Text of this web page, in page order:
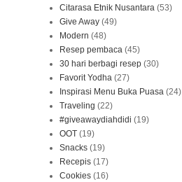
Citarasa Etnik Nusantara (53)
Give Away (49)
Modern (48)
Resep pembaca (45)
30 hari berbagi resep (30)
Favorit Yodha (27)
Inspirasi Menu Buka Puasa (24)
Traveling (22)
#giveawaydiahdidi (19)
OOT (19)
Snacks (19)
Recepis (17)
Cookies (16)